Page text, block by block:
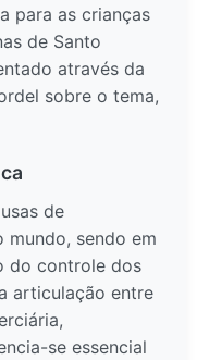
para as crianças
de Santo
através da
sobre o tema,
de
sendo em
do controle dos
articulação entre
se essencial